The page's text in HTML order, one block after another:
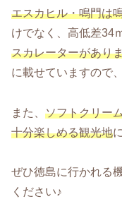
エスカヒル・鳴門は
けでなく、高低差34
スカレーターがあり
に載せていますので
また、 ソフトクリー
十分楽しめる観光地
ぜひ徳島に行かれる
ください♪